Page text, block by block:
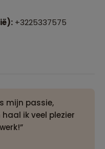
mijn passie,
ik veel plezier
+3225337575